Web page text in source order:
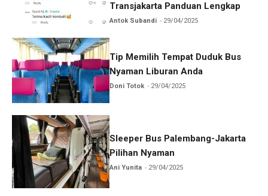
Transjakarta Panduan Lengkap
Antok Subandi 29/04/2025
Tip Memilih Tempat Duduk Bus
Nyaman Liburan Anda
Doni Totok 29/04/2025
Sleeper Bus Palembang-Jakarta
Pilihan Nyaman
Ani Yunita 29/04/2025